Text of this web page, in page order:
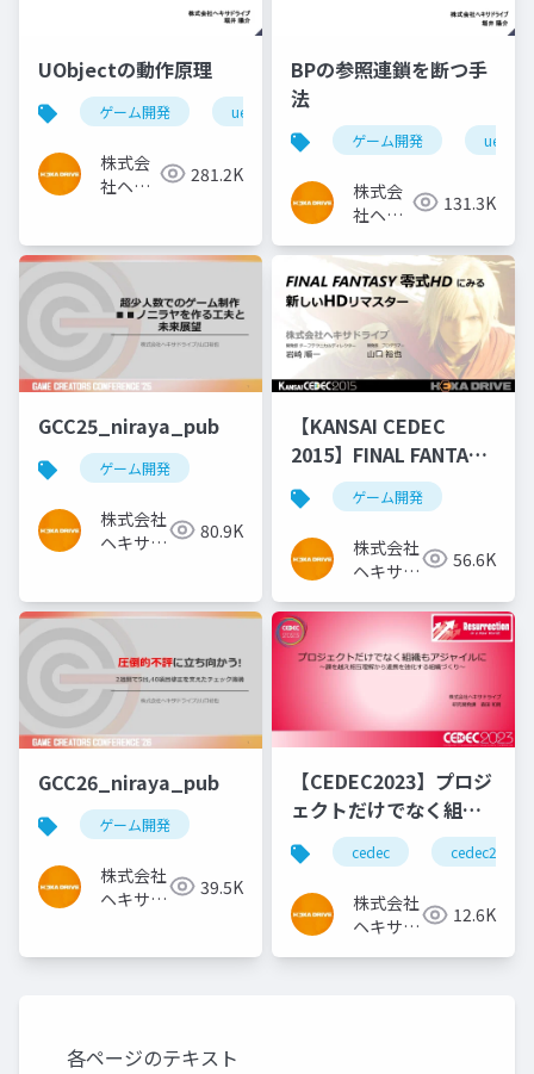
UObjectの動作原理
ゲーム開発 ue4
株式会
社ヘキ
281.2K
BPの参照連鎖を断つ手
法
ゲーム開発 ue4
株式会
社ヘキ
イブ
131.3K
GCC25_niraya_pub
ゲーム開発
株式会社
ヘキサド
80.9K
【KANSAI CEDEC
2015】FINAL FANTASY
零式HDにみる 新しい
HDリマスター
ゲーム開発
株式会社
ヘキサド
56.6K
GCC26_niraya_pub
ゲーム開発
株式会社
ヘキサド
39.5K
【CEDEC2023】プロジ
ェクトだけでなく組織
もアジャイルに～課を
越え相互理解から連携
を強化する組織づくり
～
cedec cedec2023
株式会社
ヘキサド
12.6K
各ページのテキスト